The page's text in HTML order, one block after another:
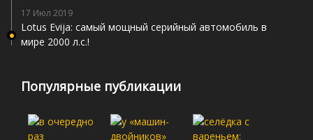
17 Июл 2019
Lotus Evija: самый мощный серийный автомобиль в
мире 2000 л.с.!
Популярные публикации